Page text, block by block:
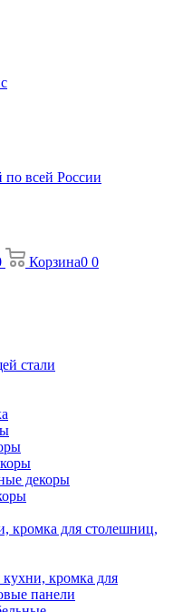
по всей России
Корзина0 0
стали
декоры
кромка для столешниц,
кромка для
панели